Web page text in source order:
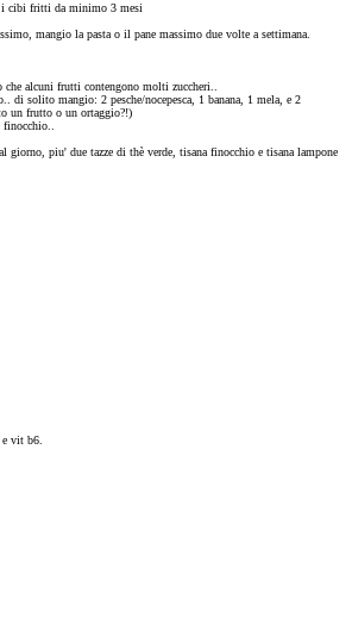
cibi fritti da minimo 3 mesi
mangio la pasta o il pane massimo due volte a settimana.
che alcuni frutti contengono molti zuccheri..
di solito mangio: 2 pesche/nocepesca, 1 banana, 1 mela, e 2
un frutto o un ortaggio?!)
piu' due tazze di thè verde, tisana finocchio e tisana lampone
e vit b6.